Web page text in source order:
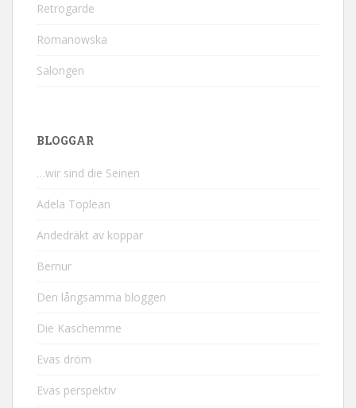
Retrogarde
Romanowska
Salongen
BLOGGAR
…wir sind die Seinen
Adela Toplean
Andedräkt av koppar
Bernur
Den långsamma bloggen
Die Kaschemme
Evas dröm
Evas perspektiv